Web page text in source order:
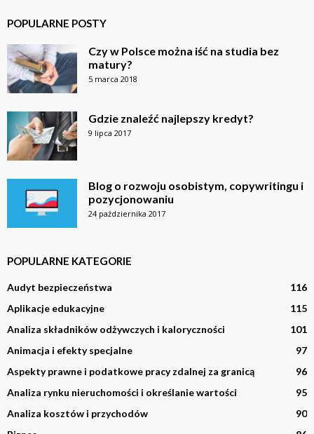
POPULARNE POSTY
Czy w Polsce można iść na studia bez
matury?
5 marca 2018
Gdzie znaleźć najlepszy kredyt?
9 lipca 2017
Blog o rozwoju osobistym, copywritingu i
pozycjonowaniu
24 października 2017
POPULARNE KATEGORIE
Audyt bezpieczeństwa
116
Aplikacje edukacyjne
115
Analiza składników odżywczych i kaloryczności
101
Animacja i efekty specjalne
97
Aspekty prawne i podatkowe pracy zdalnej za granicą
96
Analiza rynku nieruchomości i określanie wartości
95
Analiza kosztów i przychodów
90